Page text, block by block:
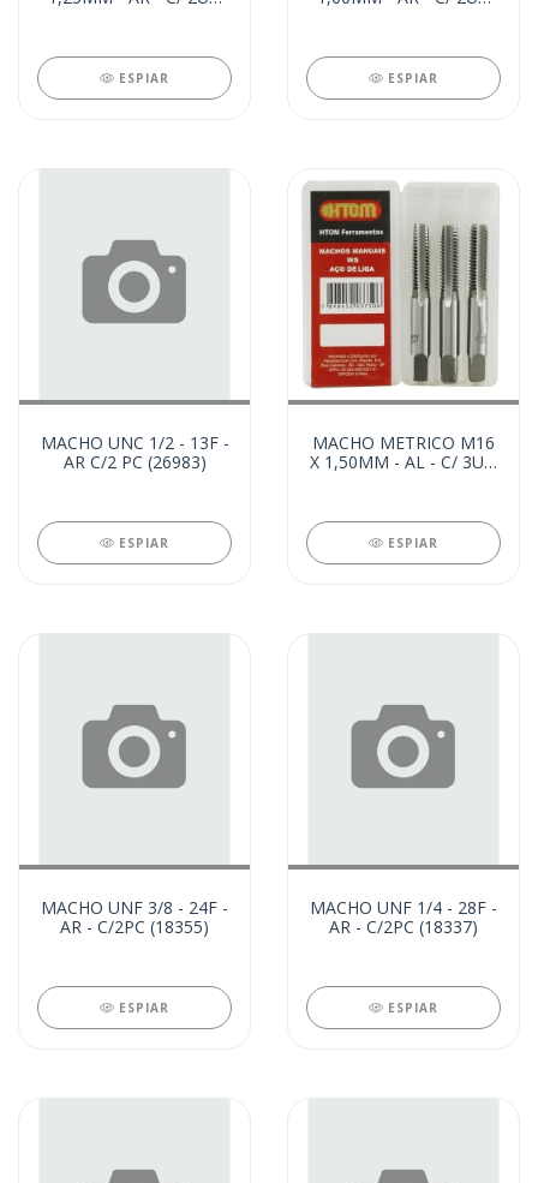
ESPIAR ESPIAR
MACHO UNC 1/2 - 13F -
AR C/2 PC (26983)
ESPIAR
MACHO METRICO M16
X 1,50MM - AL - C/ 3UN
ESPIAR
MACHO UNF 3/8 - 24F -
AR - C/2PC (18355)
ESPIAR
MACHO UNF 1/4 - 28F -
AR - C/2PC (18337)
ESPIAR